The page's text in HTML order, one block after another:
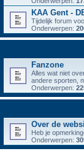
KAA Gent -
Tijdelijk forum
Onderwerpen:
Fanzone
Alles wat niet
andere sporten,
Onderwerpen:
Over de
Heb je
Onderwerpen: